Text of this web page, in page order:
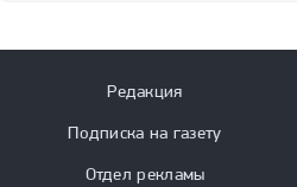
Редакция
Подписка на газету
Отдел рекламы